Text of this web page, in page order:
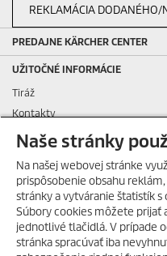
REKLAMÁCIA DODANÉHO/
PREDAJNE KÄRCHER CENTER
UŽITOČNÉ INFORMÁCIE
Tiráž
Kontakty
Podávanie oznámení
Všeobecné podmienky nájmu
Všeobecné podmienky
Všeobecné obchodné
Všeobecné predajné, dodacie,
Naše stránky
Na našej webovej stránke
prispôsobenie obsahu
stránky a vytváranie štatistík
Súbory cookies môžete
jednotlivé tlačidlá. V prípade
stránka spracúvať iba